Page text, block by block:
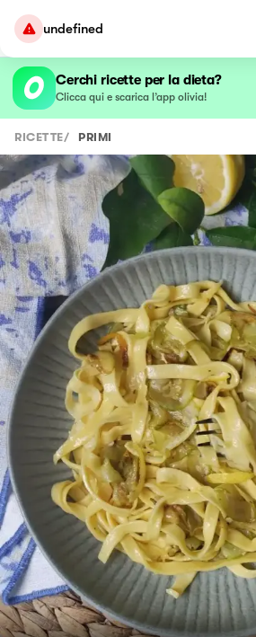
undefined
Cerchi ricette per la dieta?
Clicca qui e scarica l’app olivia!
RICETTE/ PRIMI